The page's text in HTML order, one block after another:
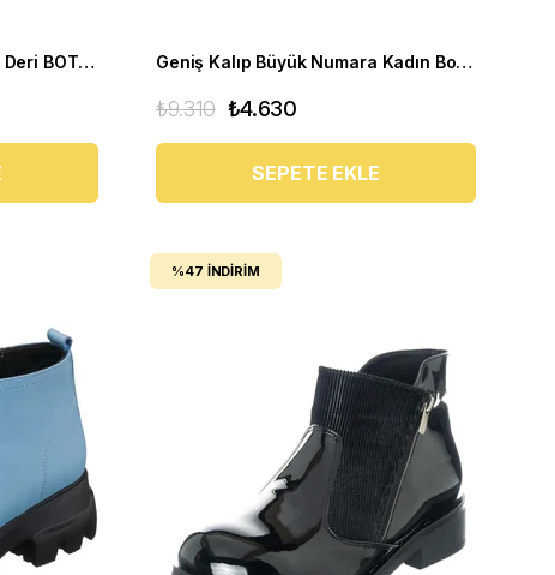
Geniş Kalıp Büyük Numara Deri BOT YSM63 Kum Geniş Kalıp Büyük Numara Kadın Bot YSM26 Siyah
₺4.630
₺9.310
SEPETE EKLE
%47 İNDIRIM